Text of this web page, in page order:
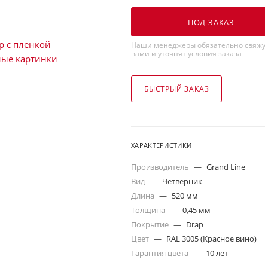
ПОД ЗАКАЗ
Наши менеджеры обязательно
вами и уточнят условия заказа
БЫСТРЫЙ ЗАКАЗ
ХАРАКТЕРИСТИКИ
Производитель — Grand Line
Вид — Четверник
Длина — 520 мм
Толщина — 0,45 мм
Покрытие — Drap
Цвет — RAL 3005 (Красное вино)
Гарантия цвета — 10 лет